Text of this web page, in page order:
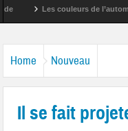
Les couleurs de l’automne
Home Nouveau
Il se fait